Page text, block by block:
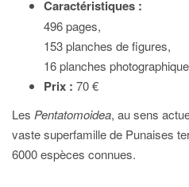
Caractéristiques :
496 pages,
153 planches de figures,
16 planches
Prix : 70 €
Les Pentatomoidea, au sens
vaste superfamille de Punaises
6000 espèces connues.